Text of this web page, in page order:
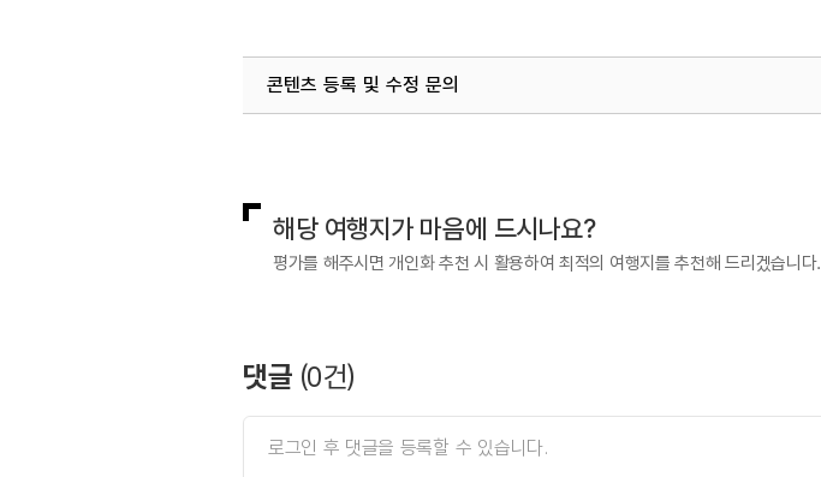
콘텐츠 등록 및 수정 문의
해당 여행지가 마음에 드시나요?
평가를 해주시면 개인화 추천 시 활용하여 최적의 여행지를 추천해 드리겠습니다.
댓글 (0건)